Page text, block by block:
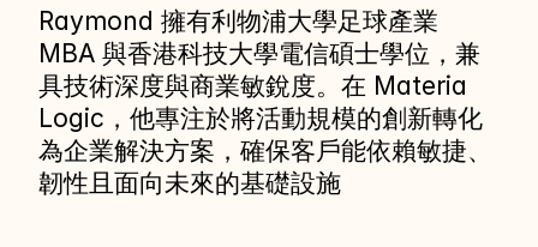
Raymond 擁有利物浦大學足球產業
MBA 與香港科技大學電信碩士學位，兼
具技術深度與商業敏銳度。在 Materia
Logic，他專注於將活動規模的創新轉化
為企業解決方案，確保客戶能依賴敏捷、
韌性且面向未來的基礎設施